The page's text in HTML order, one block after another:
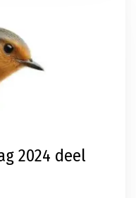
2024 deel